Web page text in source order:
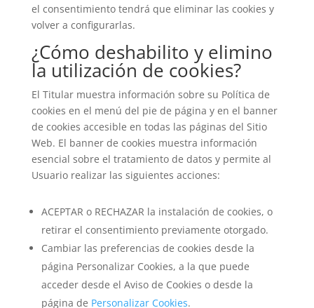
el consentimiento tendrá que eliminar las cookies y
volver a configurarlas.
¿Cómo deshabilito y elimino
la utilización de cookies?
El Titular muestra información sobre su Política de
cookies en el menú del pie de página y en el banner
de cookies accesible en todas las páginas del Sitio
Web. El banner de cookies muestra información
esencial sobre el tratamiento de datos y permite al
Usuario realizar las siguientes acciones:
ACEPTAR o RECHAZAR la instalación de cookies, o
retirar el consentimiento previamente otorgado.
Cambiar las preferencias de cookies desde la
página Personalizar Cookies, a la que puede
acceder desde el Aviso de Cookies o desde la
página de Personalizar Cookies.